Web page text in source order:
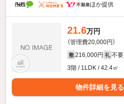
ほか提供
21.6万円
（管理費20,000円）
敷 216,000円 礼 不要
3階 / 1LDK / 42.4㎡
物件詳細を見る